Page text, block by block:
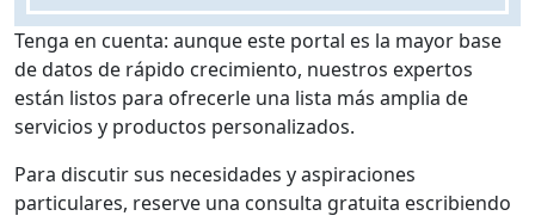
Tenga en cuenta: aunque este portal es la mayor base
de datos de rápido crecimiento, nuestros expertos
están listos para ofrecerle una lista más amplia de
servicios y productos personalizados.
Para discutir sus necesidades y aspiraciones
particulares, reserve una consulta gratuita escribiendo